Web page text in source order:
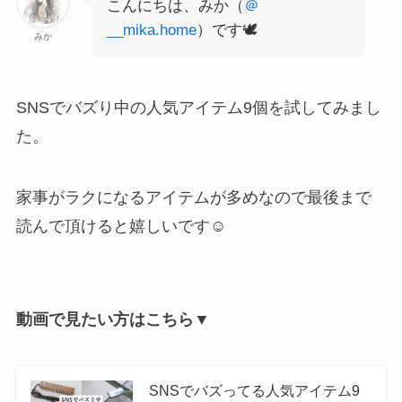
みか
こんにちは、みか（ ＠
__mika.home）です🕊
SNSでバズり中の人気アイテム9個を試してみまし
た。
家事がラクになるアイテムが多めなので最後まで
読んで頂けると嬉しいです☺️
動画で見たい方はこちら▼
SNSでバズってる人気アイテム9